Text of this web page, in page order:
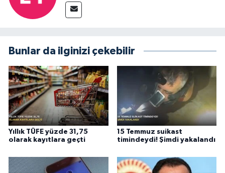
Bunlar da ilginizi çekebilir
Yıllık TÜFE yüzde 31,75
olarak kayıtlara geçti
15 Temmuz suikast
timindeydi! Şimdi yakalandı